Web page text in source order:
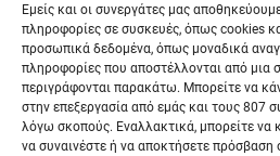
Εμείς και οι συνεργάτες μας
πληροφορίες σε συσκευές, όπως cookies
προσωπικά δεδομένα, όπως μοναδικά
πληροφορίες που αποστέλλονται από μια
περιγράφονται παρακάτω. Μπορείτε να
στην επεξεργασία από εμάς και τους 807
λόγω σκοπούς. Εναλλακτικά, μπορείτε να
να συναινέστε ή να αποκτήσετε πρόσβαση